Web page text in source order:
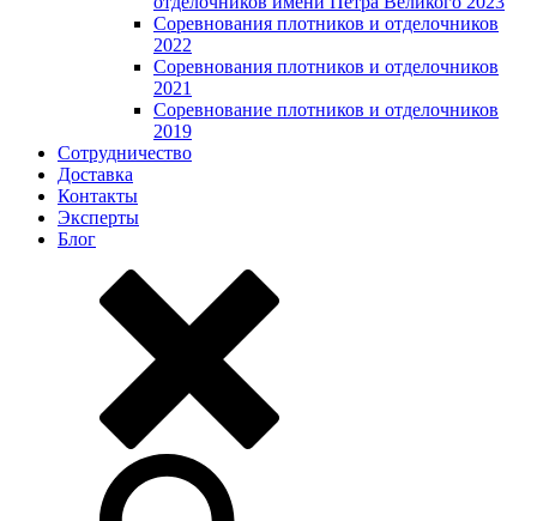
Соревнования плотников и отделочников
2022
Соревнования плотников и отделочников
2021
Соревнование плотников и отделочников
2019
Сотрудничество
Доставка
Контакты
Эксперты
Блог